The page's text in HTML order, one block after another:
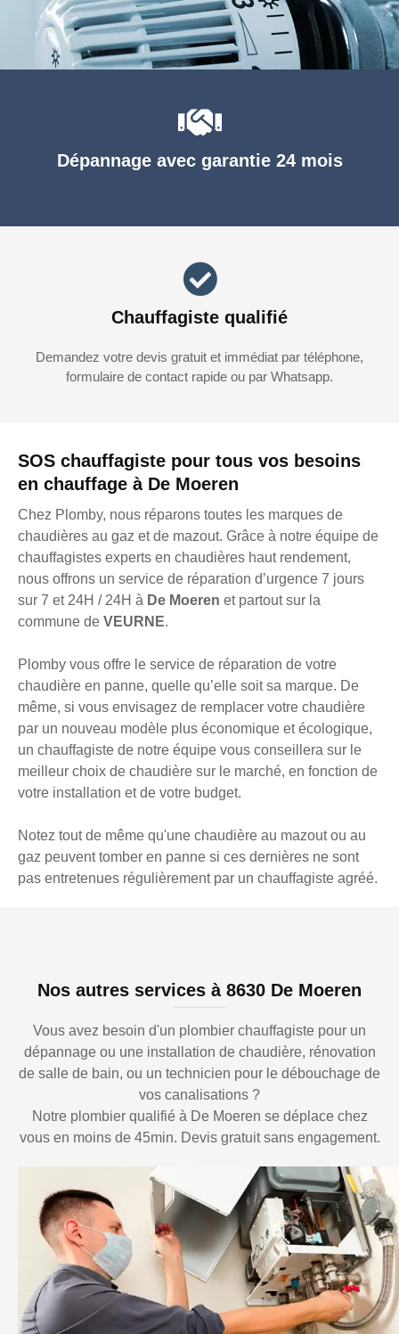
SOS chauffagiste pour tous vos besoins
en chauffage à De Moeren
Chez Plomby, nous réparons toutes les marques de
chaudières au gaz et de mazout. Grâce à notre équipe de
chauffagistes experts en chaudières haut rendement,
nous offrons un service de réparation d’urgence 7 jours
sur 7 et 24H / 24H à De Moeren et partout sur la
commune de VEURNE.
Plomby vous offre le service de réparation de votre
chaudière en panne, quelle qu’elle soit sa marque. De
même, si vous envisagez de remplacer votre chaudière
par un nouveau modèle plus économique et écologique,
un chauffagiste de notre équipe vous conseillera sur le
meilleur choix de chaudière sur le marché, en fonction de
votre installation et de votre budget.
Notez tout de même qu'une chaudière au mazout ou au
gaz peuvent tomber en panne si ces dernières ne sont
pas entretenues régulièrement par un chauffagiste agréé.
Dépannage avec garantie 24 mois
Chauffagiste qualifié
Demandez votre devis gratuit et immédiat par téléphone,
formulaire de contact rapide ou par Whatsapp.
Nos autres services à 8630 De Moeren
Vous avez besoin d'un plombier chauffagiste pour un
dépannage ou une installation de chaudière, rénovation
de salle de bain, ou un technicien pour le débouchage de
vos canalisations ?
Notre plombier qualifié à De Moeren se déplace chez
vous en moins de 45min. Devis gratuit sans engagement.